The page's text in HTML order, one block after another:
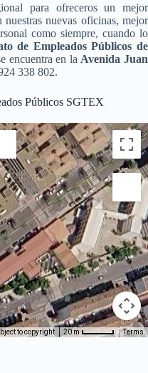
para ofreceros un mejor
nuevas oficinas, mejor
como siempre, cuando lo
de Empleados Públicos de
encuentra en la Avenida Juan
338 802.
Públicos SGTEX
to copyright 20 m Terms